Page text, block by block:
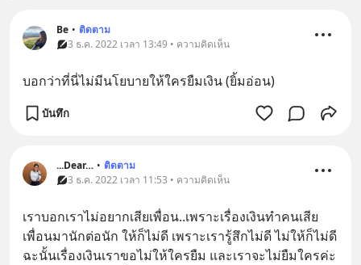
Be • ติดตาม
3 ธ.ค. 2022 เวลา 13:49 • ความคิดเห็น
บอกว่าที่นี่ไม่มีนโยบายให้ใครยืมเงิน (ยิ้มอ่อน)
บันทึก
...Dear… • ติดตาม
3 ธ.ค. 2022 เวลา 11:53 • ความคิดเห็น
เราบอกเราไม่อยากเสียเพื่อน..เพราะเรื่องเงินทำคนเสีย
เพื่อนมานักต่อนัก ให้ก็ไม่ดี เพราะเรารู้สึกไม่ดี ไม่ให้ก็ไม่ดี
ฉะนั้นเรื่องเงินเราขอไม่ให้ใครยืม และเราจะไม่ยืมใครค่ะ